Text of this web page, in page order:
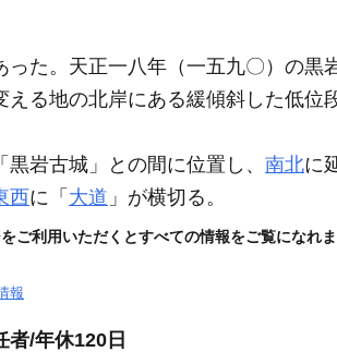
った。天正一八年 （一五九〇） の黒
える地の北岸にある緩傾斜した低位
岩古城」との間に位置し、 南北に
西に「 大道 」が横切る。
ご利用いただくとすべての情報をご覧になれ
報
者/年休120日